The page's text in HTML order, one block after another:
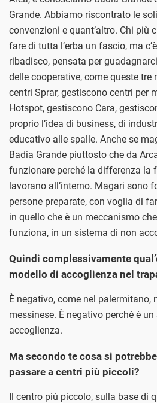
Grande. Abbiamo riscontrato le
convenzioni e quant’altro. Chi più
fare di tutta l’erba un fascio, ma
ribadisco, pensata per
delle cooperative, come queste tre
centri Sprar, gestiscono centri per
Hotspot, gestiscono Cara,
proprio l’idea di business, di
educativo alle spalle. Anche se
Badia Grande piuttosto che da
funzionare perché la differenza la
lavorano all’interno. Magari sono
persone preparate, con voglia di
in quello che è un meccanismo
funziona, in un sistema di non
Quindi complessivamente
modello di accoglienza nel
È negativo, come nel palermitano,
messinese. È negativo perché è
accoglienza.
Ma secondo te cosa si
passare a centri più piccoli?
Il centro più piccolo, sulla base di